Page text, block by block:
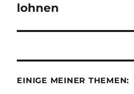
Beitrag:
lohnen
EINIGE MEINER THEMEN: